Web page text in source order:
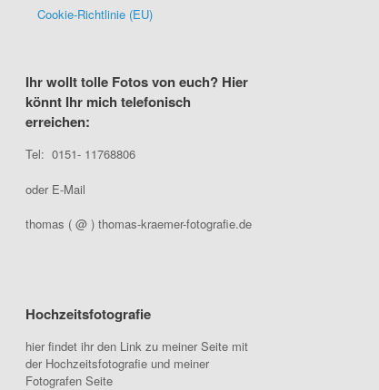
Cookie-Richtlinie (EU)
Ihr wollt tolle Fotos von euch? Hier
könnt Ihr mich telefonisch
erreichen:
Tel: 0151- 11768806
oder E-Mail
thomas ( @ ) thomas-kraemer-fotografie.de
Hochzeitsfotografie
hier findet ihr den Link zu meiner Seite mit
der Hochzeitsfotografie und meiner
Fotografen Seite